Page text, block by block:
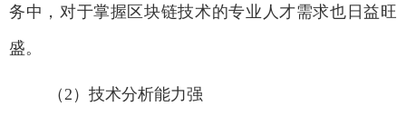
务中，对于掌握区块链技术的专业人才需求也日益旺
盛。
（ 2 ）技术分析能力强